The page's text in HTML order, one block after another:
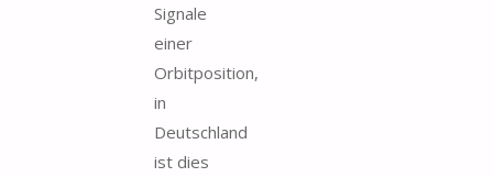
Signale
einer
Orbitposition,
in
Deutschland
ist dies